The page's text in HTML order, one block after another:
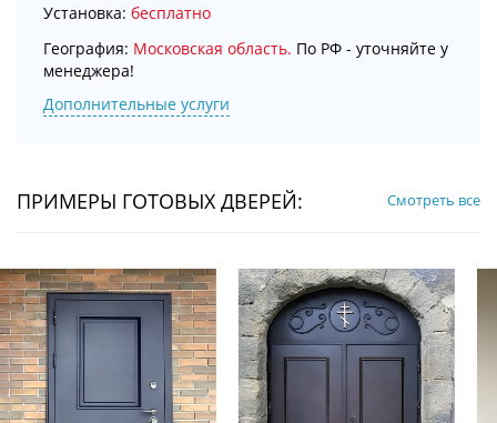
Установка: бесплатно
География: Московская область. По РФ - уточняйте у
менеджера!
Дополнительные услуги
ПРИМЕРЫ ГОТОВЫХ ДВЕРЕЙ: Смотреть все